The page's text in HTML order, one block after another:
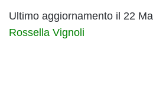
Ultimo aggiornamento il 22
Rossella Vignoli